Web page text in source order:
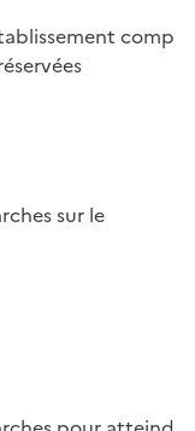
comp
sur le